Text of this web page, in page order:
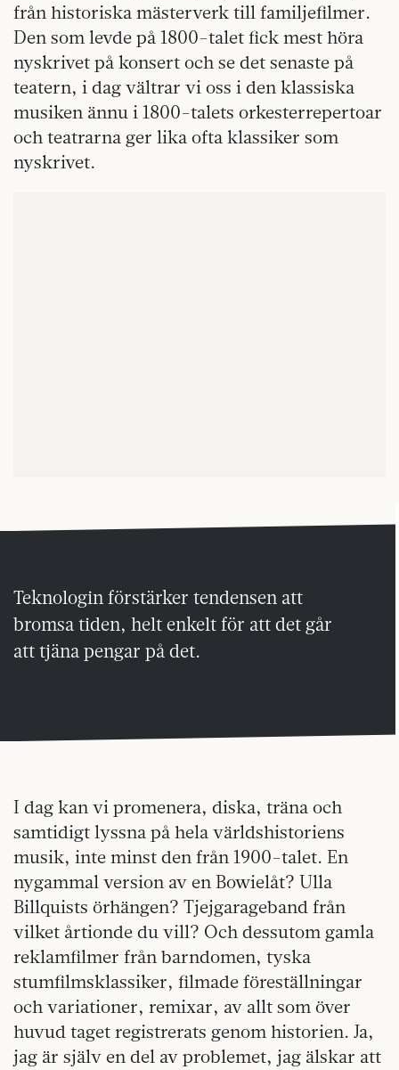
från historiska mästerverk till familjefilmer.
Den som levde på 1800-talet fick mest höra
nyskrivet på konsert och se det senaste på
teatern, i dag vältrar vi oss i den klassiska
musiken ännu i 1800-talets orkesterrepertoar
och teatrarna ger lika ofta klassiker som
nyskrivet.
Teknologin förstärker tendensen att
bromsa tiden, helt enkelt för att det går
att tjäna pengar på det.
I dag kan vi promenera, diska, träna och
samtidigt lyssna på hela världshistoriens
musik, inte minst den från 1900-talet. En
nygammal version av en Bowielåt? Ulla
Billquists örhängen? Tjejgarageband från
vilket årtionde du vill? Och dessutom gamla
reklamfilmer från barndomen, tyska
stumfilmsklassiker, filmade föreställningar
och variationer, remixar, av allt som över
huvud taget registrerats genom historien. Ja,
jag är själv en del av problemet, jag älskar att